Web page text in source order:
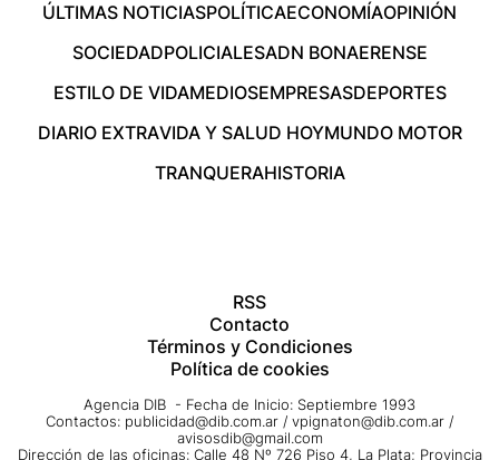
ÚLTIMAS NOTICIASPOLÍTICAECONOMÍAOPINIÓN
SOCIEDADPOLICIALESADN BONAERENSE
ESTILO DE VIDAMEDIOSEMPRESASDEPORTES
DIARIO EXTRAVIDA Y SALUD HOYMUNDO MOTOR
TRANQUERAHISTORIA
RSS
Contacto
Términos y Condiciones
Política de cookies
Agencia DIB - Fecha de Inicio: Septiembre 1993
Contactos: publicidad@dib.com.ar / vpignaton@dib.com.ar /
avisosdib@gmail.com
Dirección de las oficinas: Calle 48 Nº 726 Piso 4, La Plata; Provincia